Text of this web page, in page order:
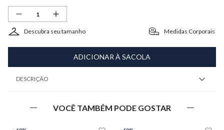
Descubra seu tamanho Medidas Corporais
ADICIONAR À SACOLA
DESCRIÇÃO
VOCÊ TAMBÉM PODE GOSTAR